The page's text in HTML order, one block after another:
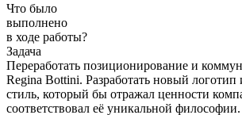
Что было
выполнено
в ходе работы?
Задача
Переработать позиционирование и
Regina Bottini. Разработать новый
стиль, который бы отражал ценности
соответствовал её уникальной философии.